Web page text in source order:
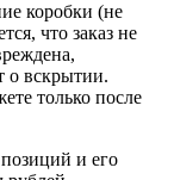
коробки (не
что заказ не
о вскрытии.
только после
и его